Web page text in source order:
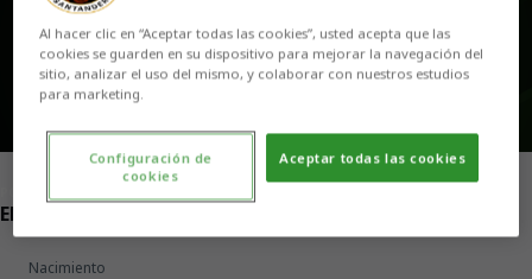
0
ENTRENADOR DE PORTEROS
Nacimiento
Al hacer clic en “Aceptar todas las cookies”, usted acepta que las
cookies se guarden en su dispositivo para mejorar la navegación del
sitio, analizar el uso del mismo, y colaborar con nuestros estudios
para marketing.
Aceptar todas las cookies
Configuración de
cookies